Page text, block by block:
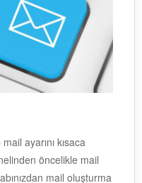
ayarını kısaca
öncelikle mail
mail oluşturma